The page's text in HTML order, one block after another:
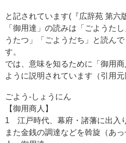
と記されています(『広辞苑 第六
「御用達」の読みは「ごようた
うたつ」「ごようだち」と読ん
す。
では、意味を知るために「御用
ように説明されています（引用元
ごよう-しょうにん
【御用商人】
1 江戸時代、幕府・諸藩に出入
また金銭の調達などを斡旋（あ